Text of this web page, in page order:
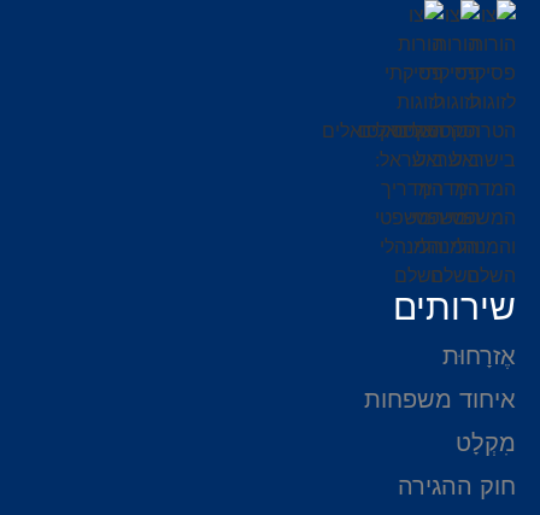
שירותים
אֶזרָחוּת
איחוד משפחות
מִקְלָט
חוק ההגירה